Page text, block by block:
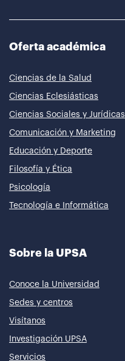
Oferta académica
Ciencias de la Salud
Ciencias Eclesiásticas
Ciencias Sociales y Jurídicas
Comunicación y Marketing
Educación y Deporte
Filosofía y Ética
Psicología
Tecnología e Informática
Sobre la UPSA
Conoce la Universidad
Sedes y centros
Visítanos
Investigación UPSA
Servicios